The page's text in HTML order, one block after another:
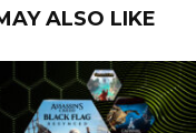
ALSO LIKE